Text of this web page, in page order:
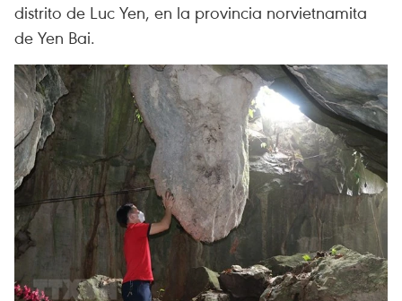
distrito de Luc Yen, en la provincia norvietnamita
de Yen Bai.